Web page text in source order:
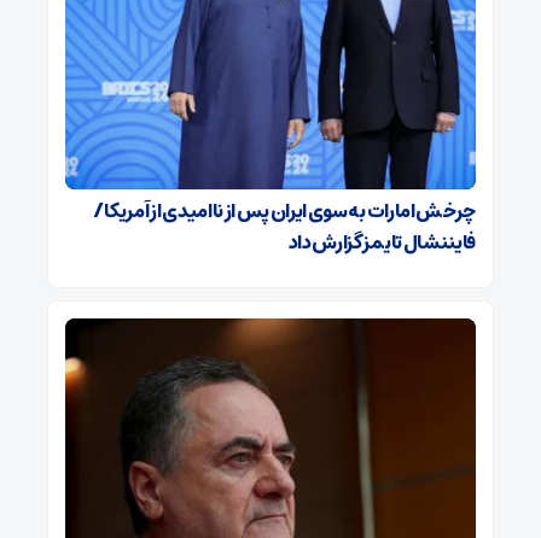
چرخش امارات به سوی ایران پس از ناامیدی از آمریکا /
فایننشال تایمز گزارش داد